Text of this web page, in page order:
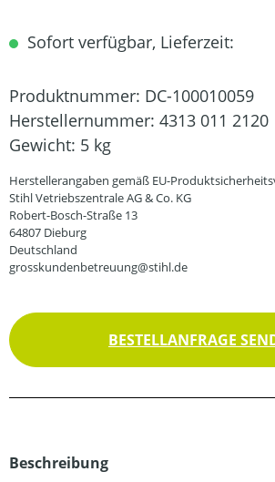
Sofort verfügbar, Lieferzeit:
Produktnummer: DC-100010059
Herstellernummer: 4313 011 2120
Gewicht: 5 kg
Herstellerangaben gemäß EU-
Stihl Vetriebszentrale AG & Co. KG
Robert-Bosch-Straße 13
64807 Dieburg
Deutschland
grosskundenbetreuung@stihl.de
BESTELLANFRAGE
Beschreibung